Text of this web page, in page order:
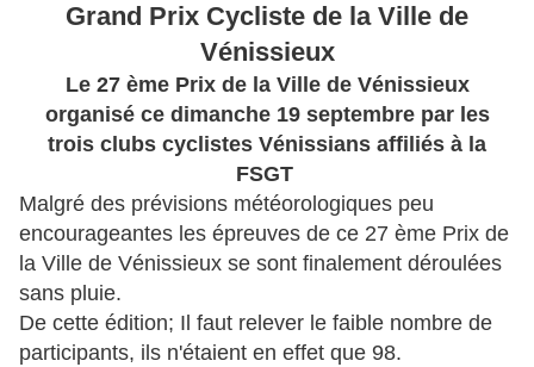
Grand Prix Cycliste de la Ville de
Vénissieux
Le 27 ème Prix de la Ville de Vénissieux
organisé ce dimanche 19 septembre par les
trois clubs cyclistes Vénissians affiliés à la
FSGT
Malgré des prévisions météorologiques peu
encourageantes les épreuves de ce 27 ème Prix de
la Ville de Vénissieux se sont finalement déroulées
sans pluie.
De cette édition; Il faut relever le faible nombre de
participants, ils n'étaient en effet que 98.